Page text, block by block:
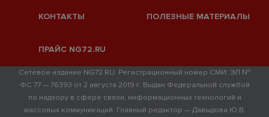
КОНТАКТЫ ПОЛЕЗНЫЕ МАТЕРИАЛЫ
ПРАЙС NG72.RU
Сетевое издание NG72.RU. Регистрационный номер СМИ: ЭЛ №
ФС 77 — 76393 от 2 августа 2019 г. Выдан Федеральной службой
по надзору в сфере связи, информационных технологий и
массовых коммуникаций. Главный редактор — Давыдова Ю.В.